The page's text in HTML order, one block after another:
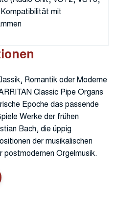
mit
Romantik oder Moderne
Classic Pipe Organs
Epoche das passende
Werke der frühen
Bach, die üppig
der musikalischen
Orgelmusik.